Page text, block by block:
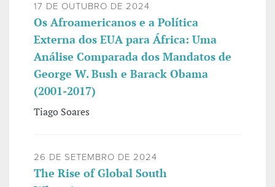
17 DE OUTUBRO DE 2024
Os Afroamericanos e a Política
Externa dos EUA para África: Uma
Análise Comparada dos Mandatos de
George W. Bush e Barack Obama
(2001-2017)
Tiago Soares
26 DE SETEMBRO DE 2024
The Rise of Global South